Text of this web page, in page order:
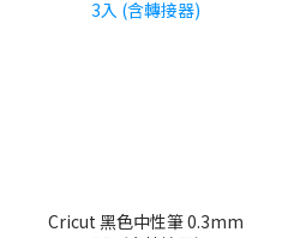
Cricut 黑色中性筆 0.3mm